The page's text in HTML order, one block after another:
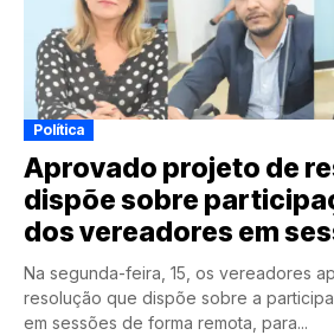
Política
Aprovado projeto de
dispõe sobre
dos vereadores em
Na segunda-feira, 15, os vereadores
resolução que dispõe sobre a
em sessões de forma remota, para...